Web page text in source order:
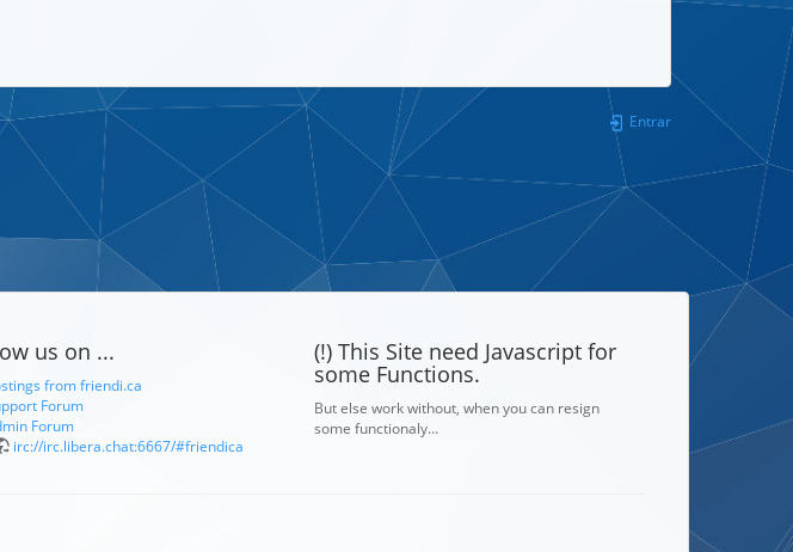
Entrar
us on ...
from friendi.ca
Forum
Forum
irc://irc.libera.chat:6667/#friendica
(!) This Site need Javascript for
some Functions.
But else work without, when you can resign
some functionaly…